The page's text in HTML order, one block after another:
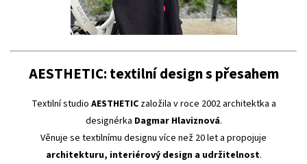
AESTHETIC: textilní design s přesahem
Textilní studio AESTHETICzaložila v roce 2002 architektka a
designérka Dagmar Hlaviznová.
Věnuje se textilnímu designu více než 20 let a propojuje
architekturu, interiérový design a udržitelnost.